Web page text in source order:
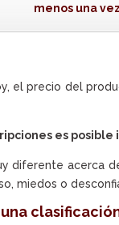
menos una
el precio del
es
diferente acerca
miedos o